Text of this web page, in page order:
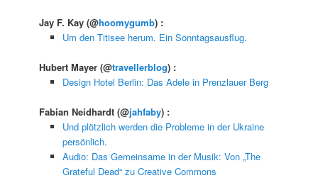
Jay F. Kay(@hoomygumb) :
Um den Titisee herum. Ein Sonntagsausflug.
Hubert Mayer(@travellerblog) :
Design Hotel Berlin: Das Adele in Prenzlauer Berg
Fabian Neidhardt(@jahfaby) :
Und plötzlich werden die Probleme in der Ukraine
persönlich.
Audio: Das Gemeinsame in der Musik: Von „The
Grateful Dead“ zu Creative Commons